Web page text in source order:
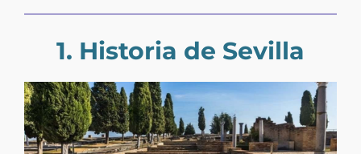
1. Historia de Sevilla